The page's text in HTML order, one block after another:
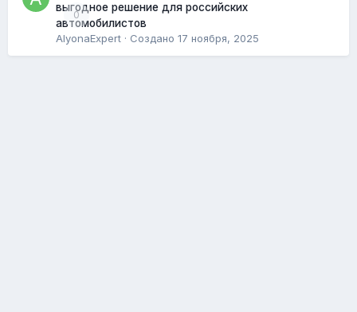
0
выгодное решение для российских
автомобилистов
AlyonaExpert · Создано 17 ноября, 2025